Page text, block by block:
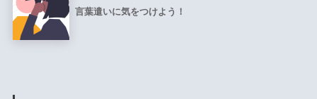
言葉遣いに気をつけよう！